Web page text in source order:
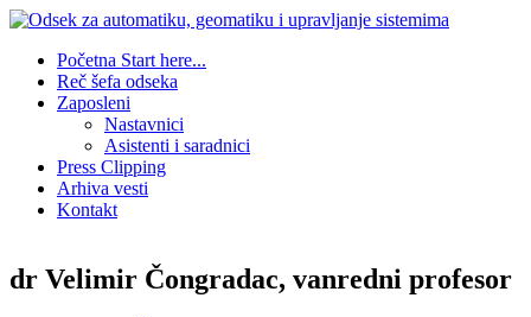
Početna Start here...
Reč šefa odseka
Zaposleni
Nastavnici
Asistenti i saradnici
Press Clipping
Arhiva vesti
Kontakt
dr Velimir Čongradac, vanredni profesor